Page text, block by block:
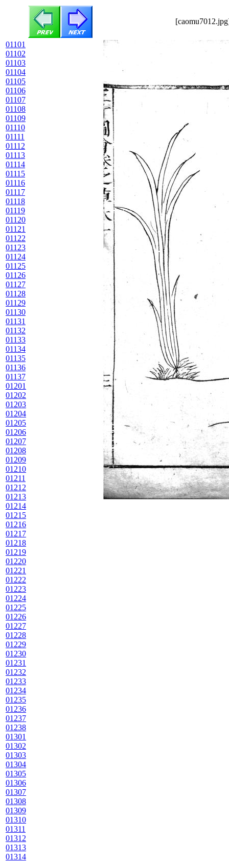
01101
01102
01103
01104
01105
01106
01107
01108
01109
01110
01111
01112
01113
01114
01115
01116
01117
01118
01119
01120
01121
01122
01123
01124
01125
01126
01127
01128
01129
01130
01131
01132
01133
01134
01135
01136
01137
01201
01202
01203
01204
01205
01206
01207
01208
01209
01210
01211
01212
01213
01214
01215
01216
01217
01218
01219
01220
01221
01222
01223
01224
01225
01226
01227
01228
01229
01230
01231
01232
01233
01234
01235
01236
01237
01238
01301
01302
01303
01304
01305
01306
01307
01308
01309
01310
01311
01312
01313
01314